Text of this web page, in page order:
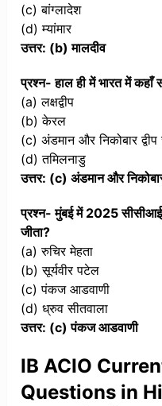
(c) बांग्लादेश
(d) म्यांमार
उत्तर: (b) मालदीव
प्रश्न- हाल ही में भारत में
(a) लक्षद्वीप
(b) केरल
(c) अंडमान और निकोबार
(d) तमिलनाडु
उत्तर: (c) अंडमान और
प्रश्न- मुंबई में 2025 सीसीआई
जीता?
(a) रुचिर मेहता
(b) सूर्यवीर पटेल
(c) पंकज आडवाणी
(d) ध्रुव सीतवाला
उत्तर: (c) पंकज आडवाणी
IB ACIO
Questions in